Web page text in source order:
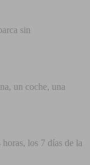
sin
un coche, una
los 7 días de la